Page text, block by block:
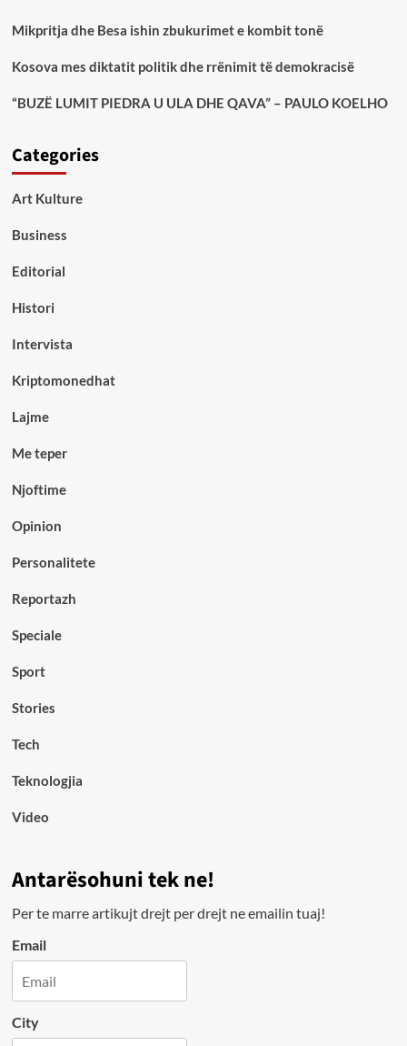
Mikpritja dhe Besa ishin zbukurimet e kombit tonë
Kosova mes diktatit politik dhe rrënimit të demokracisë
“BUZË LUMIT PIEDRA U ULA DHE QAVA” – PAULO KOELHO
Categories
Art Kulture
Business
Editorial
Histori
Intervista
Kriptomonedhat
Lajme
Me teper
Njoftime
Opinion
Personalitete
Reportazh
Speciale
Sport
Stories
Tech
Teknologjia
Video
Antarësohuni tek ne!
Per te marre artikujt drejt per drejt ne emailin tuaj!
Email
City